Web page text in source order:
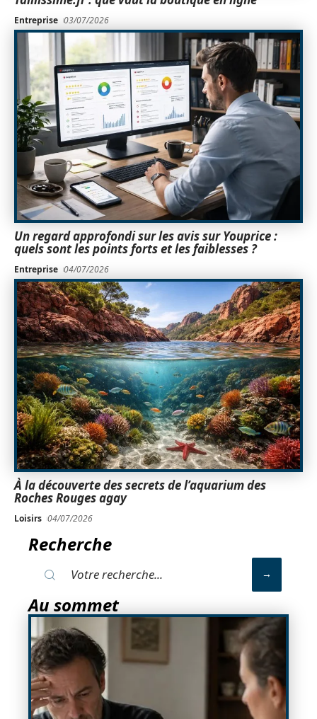
Entreprise 03/07/2026
Un regard approfondi sur les avis sur Youprice :
quels sont les points forts et les faiblesses ?
Entreprise 04/07/2026
À la découverte des secrets de l’aquarium des
Roches Rouges agay
Loisirs 04/07/2026
Recherche
Au sommet